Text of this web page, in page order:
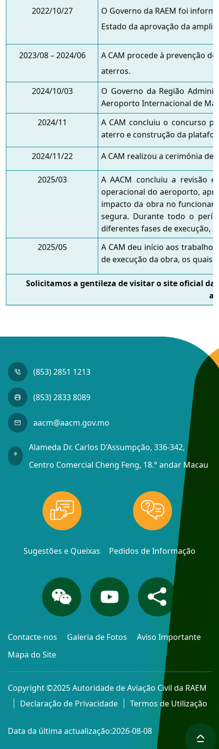
2022/10/27
O Governo da RAEM foi
Estado da aprovação da
2023/08 – 2024/06
A CAM procede à prevenção
aterros.
2024/10/03
O Governo da Região
Aeroporto Internacional de
2024/11
A CAM concluiu o concurso
aterro e construção da
2024/11/22
A CAM realizou a cerimónia
2025/03
A AACM concluiu a revisão
operacional do aeroporto,
impacto da obra no
segura. Durante todo o
diferentes fases de execução,
2025/05
A CAM deu início aos
de execução da obra, os
Solicitamos a gentileza de visitar o site oficial da
(853) 2851 1213
(853) 2833 8089
aacm@aacm.gov.mo
Alameda Dr. Carlos D’Assumpção, 336-342,
Centro Comercial Cheng Feng, 18.° andar Macau
Sugestões e Queixas Pedidos de Informação
Contacte-nos Galeria de Fotos
Aviso Importante
Mapa do Site
Copyright ©2025 Autoridade de Aviação Civil da RAEM
Declaração de Privacidade
Termos de Utilização
Data da última actualização:2026-08-08